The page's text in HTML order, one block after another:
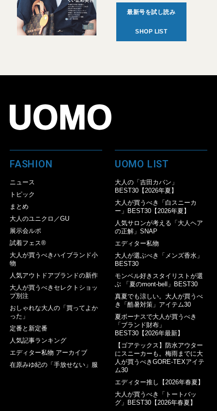
最新号を試し読み
SHOP LIST
FASHION
ニュース
トピック
まとめ
大人のユニクロ／GU
展示会ルポ
試着フェス®︎
大人が買うべきハイブランド小
物
人気アウトドアブランドの新作
大人が買うべきセレクトショッ
プ別注
おしゃれな大人の「買ってよか
った」
定番と新定番
人気記事ランキング
エディター私物 アーカイブ
在原みゆ紀の「手放せない」服
UOMO LIST
大人の「吉田カバン」
BEST30【2026年夏】
大人が買うべき「白スニーカ
ー」BEST30【2026年夏】
人気サロンが考える「大人ヘア
の正解」SNAP
エディター私物
大人が選ぶべき「メンズ香水」
BEST30
モンベル好きスタイリストが選
ぶ 「夏のmont-bell」BEST30
真夏でも涼しい。大人が買うべ
き「酷暑対策」アイテム30
夏ボーナスで大人が買うべき
「ブランド財布」
BEST30【2026年最新】
【ゴアテックス】防水アウター
にスニーカーも。梅雨までに大
人が買うべきGORE-TEXアイテ
ム30
エディター推し【2026年春夏】
大人が買うべき「トートバッ
グ」BEST30【2026年春夏】